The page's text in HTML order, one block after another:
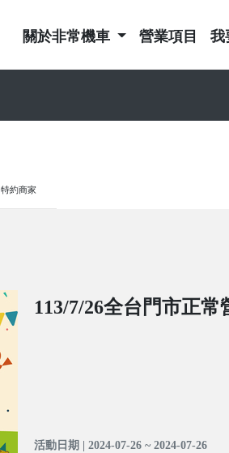
關於非常機車 營業項目 我
特約商家
113/7/26全台門市正
活動日期 | 2024-07-26 ~ 2024-07-26